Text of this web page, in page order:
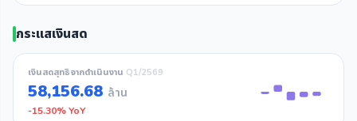
กระแสเงินสด
เงินสดสุทธิจากดำเนินงาน Q1/2569
58,156.68 ล้าน
-15.30% YoY